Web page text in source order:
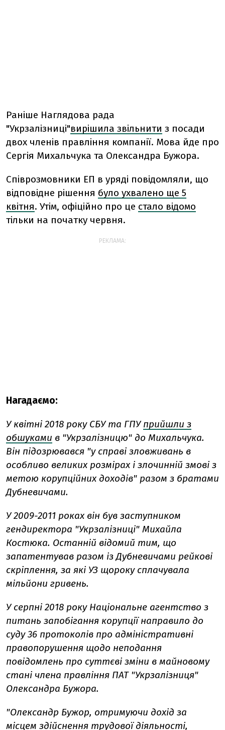
Раніше Наглядова рада
"Укрзалізниці"вирішила звільнити з посади
двох членів правління компанії. Мова йде про
Сергія Михальчука та Олександра Бужора.
Співрозмовники ЕП в уряді повідомляли, що
відповідне рішення було ухвалено ще 5
квітня. Утім, офіційно про це стало відомо
тільки на початку червня.
РЕКЛАМА:
Нагадаємо:
У квітні 2018 року СБУ та ГПУприйшли з
обшуками в "Укрзалізницю" до Михальчука.
Він підозрювався "у справі зловживань в
особливо великих розмірах і злочинній змові з
метою корупційних доходів" разом з братами
Дубневичами.
У 2009-2011 роках він був заступником
гендиректора "Укрзалізниці" Михайла
Костюка. Останній відомий тим, що
запатентував разом із Дубневичами рейкові
скріплення, за які УЗ щороку сплачувала
мільйони гривень.
У серпні 2018 року Національне агентство з
питань запобігання корупції направило до
суду 36 протоколів про адміністративні
правопорушення щодо неподання
повідомлень про суттєві зміни в майновому
стані члена правління ПАТ "Укрзалізниця"
Олександра Бужора.
"Олександр Бужор, отримуючи дохід за
місцем здійснення трудової діяльності,